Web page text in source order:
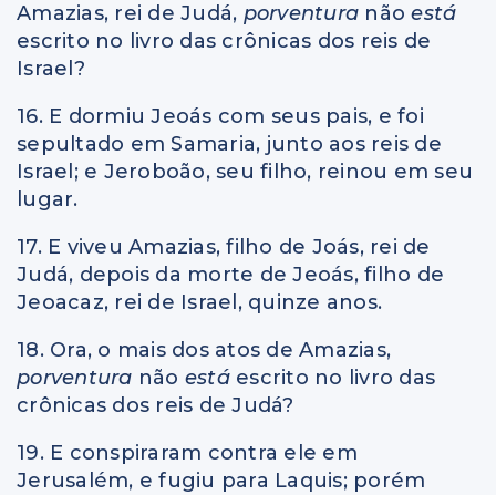
Amazias, rei de Judá, porventura nãoestá
escrito no livro das crônicas dos reis de
Israel?
16. E dormiu Jeoás com seus pais, e foi
sepultado em Samaria, junto aos reis de
Israel; e Jeroboão, seu filho, reinou em seu
lugar.
17. E viveu Amazias, filho de Joás, rei de
Judá, depois da morte de Jeoás, filho de
Jeoacaz, rei de Israel, quinze anos.
18. Ora, o mais dos atos de Amazias,
porventura não está escrito no livro das
crônicas dos reis de Judá?
19. E conspiraram contra ele em
Jerusalém, e fugiu para Laquis; porém